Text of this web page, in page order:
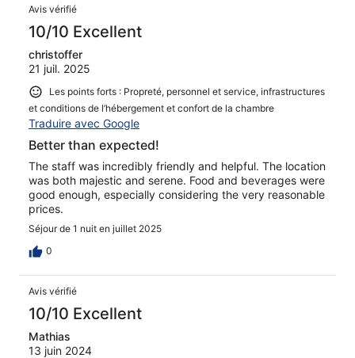
Avis vérifié
10/10 Excellent
christoffer
21 juil. 2025
Les points forts : Propreté, personnel et service, infrastructures
et conditions de l’hébergement et confort de la chambre
Traduire avec Google
Better than expected!
The staff was incredibly friendly and helpful. The location
was both majestic and serene. Food and beverages were
good enough, especially considering the very reasonable
prices.
Séjour de 1 nuit en juillet 2025
0
Avis vérifié
10/10 Excellent
Mathias
13 juin 2024